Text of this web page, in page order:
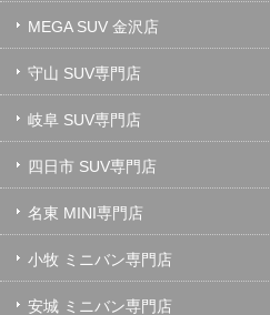
MEGA SUV 金沢店
守山 SUV専門店
岐阜 SUV専門店
四日市 SUV専門店
名東 MINI専門店
小牧 ミニバン専門店
安城 ミニバン専門店